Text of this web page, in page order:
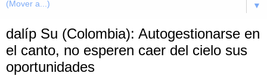
▼
dalíp Su (Colombia): Autogestionarse en
el canto, no esperen caer del cielo sus
oportunidades